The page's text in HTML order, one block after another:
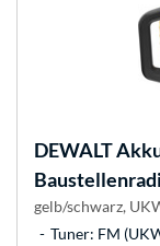
DEWALT
gelb/schwarz,
Tuner: FM